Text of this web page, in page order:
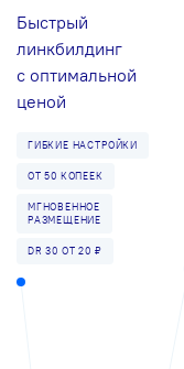
Быстрый
линкбилдинг
с оптимальной
ценой
ГИБКИЕ НАСТРОЙКИ
ОТ 50 КОПЕЕК
МГНОВЕННОЕ
РАЗМЕЩЕНИЕ
DR 30 ОТ 20 ₽